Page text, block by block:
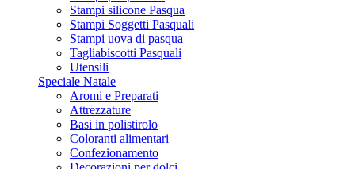
Stampi silicone Pasqua
Stampi Soggetti Pasquali
Stampi uova di pasqua
Tagliabiscotti Pasquali
Utensili
Speciale Natale
Aromi e Preparati
Attrezzature
Basi in polistirolo
Coloranti alimentari
Confezionamento